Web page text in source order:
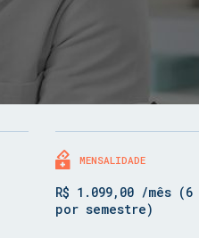
MENSALIDADE
R$ 1.099,00 /mês
por semestre)